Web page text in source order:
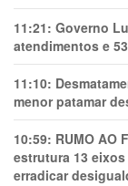
11:21: Governo
atendimentos e
11:10:
menor patamar
10:59: RUMO AO
estrutura 13
erradicar